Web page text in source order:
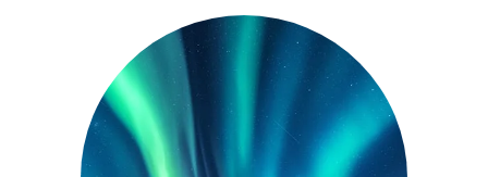
€ 165,00* € 148,50*